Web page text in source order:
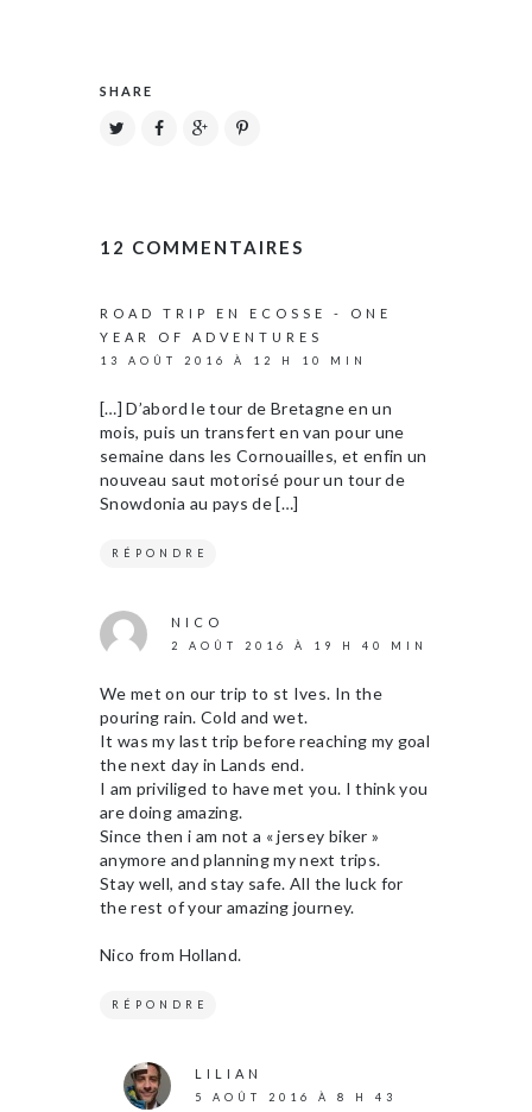
SHARE
12 COMMENTAIRES
ROAD TRIP EN ECOSSE - ONE
YEAR OF ADVENTURES
13 AOÛT 2016 À 12 H 10 MIN
[…] D’abord le tour de Bretagne en un
mois, puis un transfert en van pour une
semaine dans les Cornouailles, et enfin un
nouveau saut motorisé pour un tour de
Snowdonia au pays de […]
RÉPONDRE
NICO
2 AOÛT 2016 À 19 H 40 MIN
We met on our trip to st Ives. In the
pouring rain. Cold and wet.
It was my last trip before reaching my goal
the next day in Lands end.
I am priviliged to have met you. I think you
are doing amazing.
Since then i am not a « jersey biker »
anymore and planning my next trips.
Stay well, and stay safe. All the luck for
the rest of your amazing journey.
Nico from Holland.
RÉPONDRE
LILIAN
5 AOÛT 2016 À 8 H 43